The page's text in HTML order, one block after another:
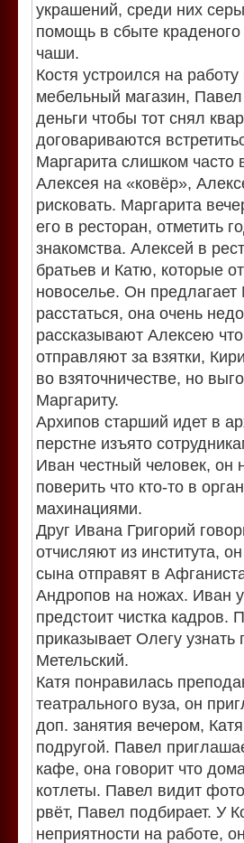
украшений, среди них
помощь в сбыте
чаши.
Костя устроился на работу
мебельный магазин,
деньги чтобы тот снял
договариваются
Маргарита слишком часто
Алексея на «ковёр»,
рисковать. Маргарита
его в ресторан, отметить
знакомства. Алексей в
братьев и Катю, которые
новоселье. Он предлагает
расстаться, она очень
рассказывают Алексею
отправляют за взятки,
во взяточничестве, но
Маргариту.
Архипов старший идет в
перстне изъято
Иван честный человек, он
поверить что кто-то в
махинациями.
Друг Ивана Григорий
отчисляют из института,
сына отправят в
Андропов на ножах. Иван
предстоит чистка кадров.
приказывает Олегу узнать
Метельский.
Катя понравилась
театрального вуза, он
доп. занятия вечером,
подругой. Павел
кафе, она говорит что
котлеты. Павел видит
рвёт, Павел подбирает. У
неприятности на работе,